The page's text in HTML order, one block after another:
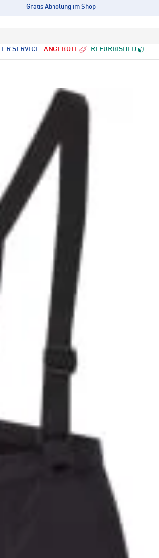
Gratis Abholung im Shop
SERVICE ANGEBOTE REFURBISHED